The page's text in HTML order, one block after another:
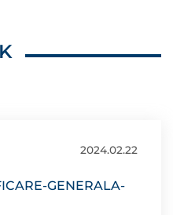
2024.02.22
GENERALA-